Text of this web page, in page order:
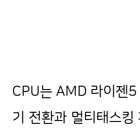
CPU는 AMD 라이젠
기 전환과 멀티태스